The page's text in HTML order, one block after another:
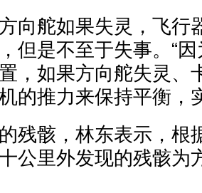
舵如果失灵，飞行
但是不至于失事。“
，如果方向舵失灵、
的推力来保持平衡，
骸，林东表示，根
公里外发现的残骸为